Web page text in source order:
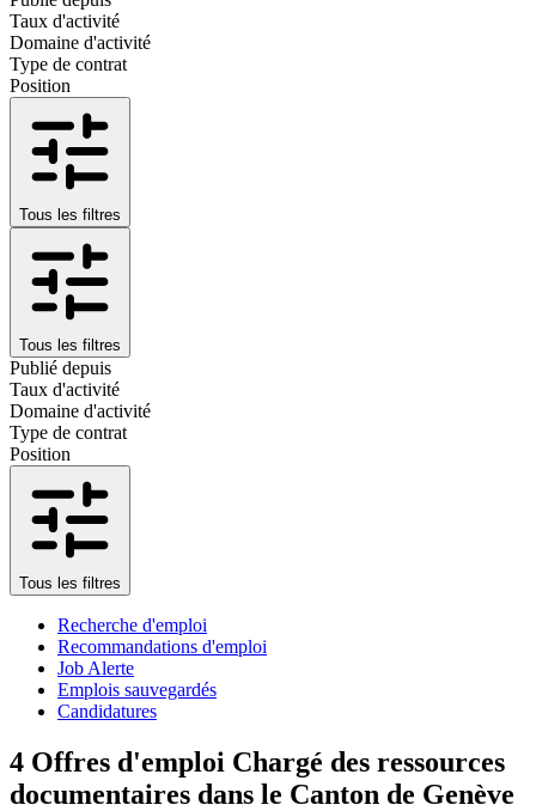
Taux d'activité
Domaine d'activité
Type de contrat
Position
Tous les filtres
Tous les filtres
Publié depuis
Taux d'activité
Domaine d'activité
Type de contrat
Position
Tous les filtres
Recherche d'emploi
Recommandations d'emploi
Job Alerte
Emplois sauvegardés
Candidatures
4 Offres d'emploi Chargé des ressources
documentaires dans le Canton de Genève